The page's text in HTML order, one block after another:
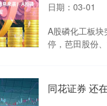
日期：03-01
A股磷化工板
停，芭田股份
同花证券 还